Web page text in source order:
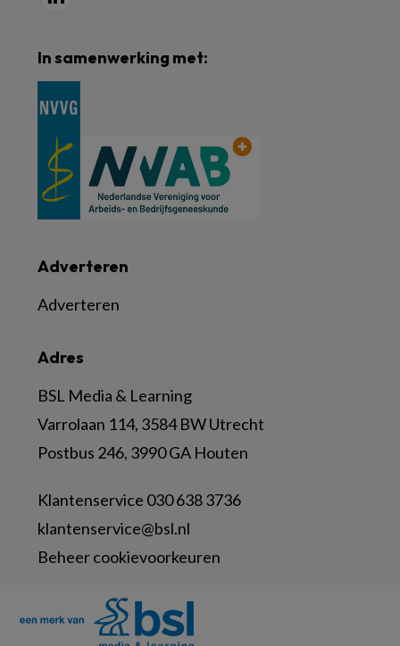
Adres
BSL Media & Learning
Varrolaan 114, 3584 BW Utrecht
Postbus 246, 3990 GA Houten
Klantenservice 030 638 3736
klantenservice@bsl.nl
Beheer cookievoorkeuren
Adverteren
Adverteren
In samenwerking met: